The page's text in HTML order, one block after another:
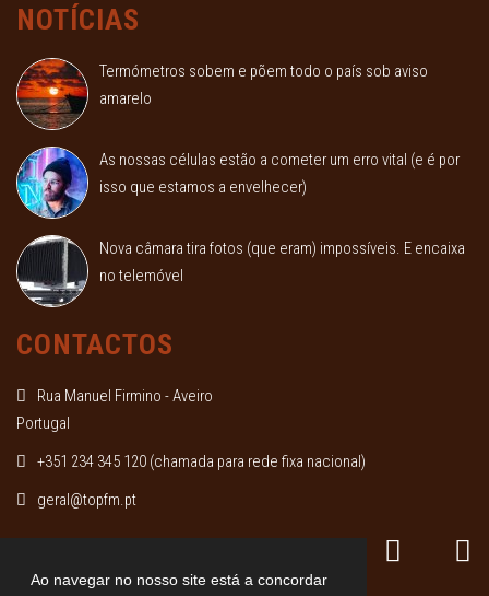
Ao navegar no nosso site está a concordar
NOTÍCIAS
Termómetros sobem e põem todo o país sob aviso
amarelo
As nossas células estão a cometer um erro vital (e é por
isso que estamos a envelhecer)
Nova câmara tira fotos (que eram) impossíveis. E encaixa
no telemóvel
CONTACTOS
Rua Manuel Firmino - Aveiro
Portugal
+351 234 345 120 (chamada para rede fixa nacional)
geral@topfm.pt